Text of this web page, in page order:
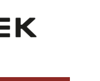
και πρατήρια
έμφαση πάντοτε σε